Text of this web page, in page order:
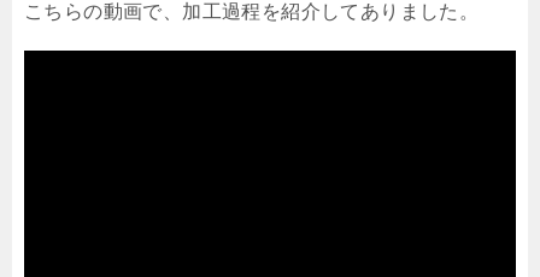
こちらの動画で、加工過程を紹介してありました。